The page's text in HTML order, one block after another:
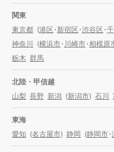
関東
東京都 (港区・新宿区・渋谷区・
神奈川 (横浜市・川崎市・相模原
栃木 群馬
北陸・甲信越
山梨 長野 新潟 (新潟市) 石川
東海
愛知 (名古屋市) 静岡 (静岡市・